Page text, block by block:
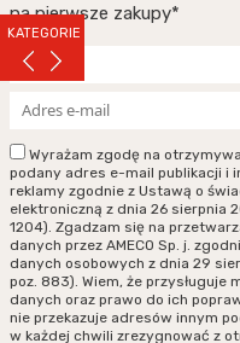
KATEGORIE
na pierwsze zakupy*
Wyrażam zgodę na
podany adres e-mail publikacji i
reklamy zgodnie z Ustawą o
elektroniczną z dnia 26 sierpnia
1204). Zgadzam się na
danych przez AMECO Sp. j.
danych osobowych z dnia 29
poz. 883). Wiem, że przysługuje
danych oraz prawo do ich
nie przekazuje adresów innym
w każdej chwili zrezygnować z